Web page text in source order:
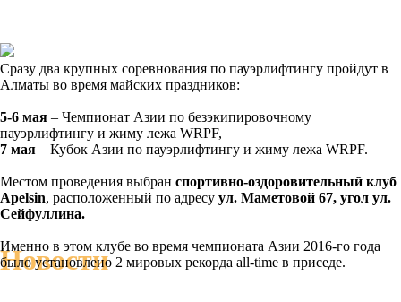
Новости
Сразу два крупных соревнования по пауэрлифтингу пройдут в
Алматы во время майских праздников:
5-6 мая – Чемпионат Азии по безэкипировочному
пауэрлифтингу и жиму лежа WRPF,
7 мая – Кубок Азии по пауэрлифтингу и жиму лежа WRPF.
Местом проведения выбран спортивно-оздоровительный клуб
Apelsin, расположенный по адресу ул. Маметовой 67, угол ул.
Сейфуллина.
Именно в этом клубе во время чемпионата Азии 2016-го года
было установлено 2 мировых рекорда all-time в приседе.